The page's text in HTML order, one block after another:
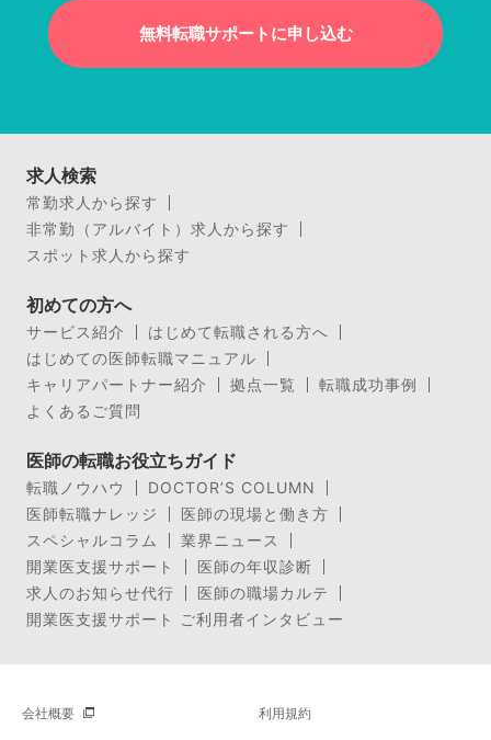
無料転職サポートに申し込む
求人検索
常勤求人から探す
非常勤（アルバイト）求人から探す
スポット求人から探す
初めての方へ
サービス紹介
はじめて転職される方へ
はじめての医師転職マニュアル
キャリアパートナー紹介
拠点一覧
転職成功事例
よくあるご質問
医師の転職お役立ちガイド
転職ノウハウ
DOCTOR’S COLUMN
医師転職ナレッジ
医師の現場と働き方
スペシャルコラム
業界ニュース
開業医支援サポート
医師の年収診断
求人のお知らせ代行
医師の職場カルテ
開業医支援サポート ご利用者インタビュー
会社概要 利用規約